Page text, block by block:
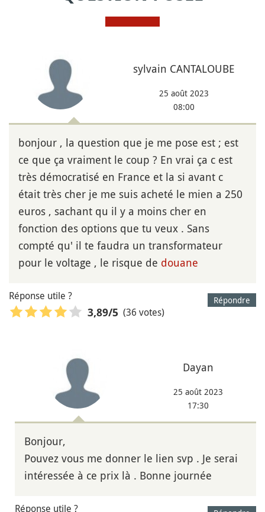
sylvain CANTALOUBE
25 août 2023
08:00
bonjour , la question que je me pose est ; est
ce que ça vraiment le coup ? En vrai ça c est
très démocratisé en France et la si avant c
était très cher je me suis acheté le mien a 250
euros , sachant qu il y a moins cher en
fonction des options que tu veux . Sans
compté qu' il te faudra un transformateur
pour le voltage , le risque de douane
Répondre
Réponse utile ?
3,89/5 (36 votes)
Dayan
25 août 2023
17:30
Bonjour,
Pouvez vous me donner le lien svp . Je serai
intéressée à ce prix là . Bonne journée
Réponse utile ?